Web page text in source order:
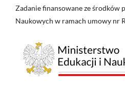
Zadanie finansowane ze środków
Naukowych w ramach umowy nr